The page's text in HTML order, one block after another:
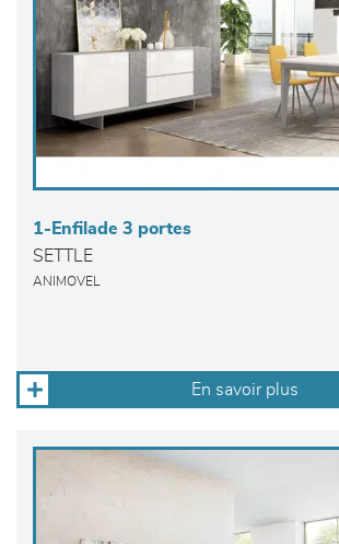
1-Enfilade 3 portes
SETTLE
ANIMOVEL
En savoir plus